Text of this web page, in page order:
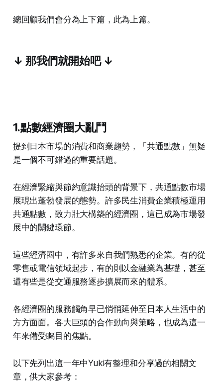
總回顧我們會分為上下篇，此為上篇。
↓ 那我們就開始吧 ↓
1.點數經濟圈大亂鬥
提到日本市場的消費和商業趨勢，「共通點數」無疑
是一個不可錯過的重要話題。
在經濟緊縮與節約意識抬頭的背景下，共通點數市場
展現出蓬勃發展的態勢。許多民生消費企業積極運用
共通點數，致力壯大構築的經濟圈，這已成為市場發
展中的關鍵環節。
這些經濟圈中，有許多來自我們熟悉的企業。有的從
零售或電信領域起步，有的則以金融業為基礎，甚至
還有些是從交通服務逐步擴展而來的體系。
各經濟圈的服務觸角早已悄悄延伸至日本人生活中的
方方面面。各大巨頭的合作動向與策略，也成為這一
年來備受矚目的焦點。
以下先列出這一年中Yuki有整理和分享過的相關文
章，供大家參考：